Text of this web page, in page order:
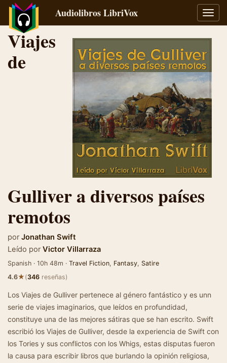
Audiolibros LibriVox
Viajes
de
Gulliver a diversos países
remotos
por Jonathan Swift
Leído por Victor Villarraza
Spanish · 10h 48m · Travel Fiction, Fantasy, Satire
4.6★(346 reseñas)
Los Viajes de Gulliver pertenece al género fantástico y es unn
serie de viajes imaginarios, que leídos en profundidad,
constituye una de las mejores sátiras que se han escrito. Swift
escribió los Viajes de Gulliver, desde la experiencia de Swift con
los Tories y sus conflictos con los Whigs, estas disputas fueron
la causa para escribir libros que burlando la opinión religiosa,